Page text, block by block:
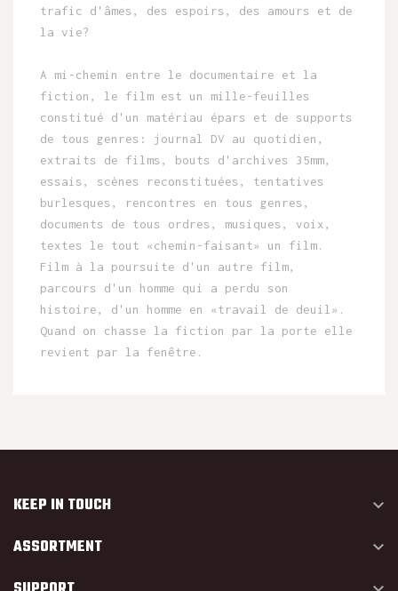
trafic d'âmes, des espoirs, des amours et de
la vie?
A mi-chemin entre le documentaire et la
fiction, le film est un mille-feuilles
constitué d'un matériau épars et de supports
de tous genres: journal DV au quotidien,
extraits de films, bouts d'archives 35mm,
essais, scènes reconstituées, tentatives
burlesques, rencontres en tous genres,
documents de tous ordres, musiques, voix,
textes le tout «chemin-faisant» un film.
Film à la poursuite d'un autre film,
parcours d'un homme qui a perdu son
histoire, d'un homme en «travail de deuil».
Quand on chasse la fiction par la porte elle
revient par la fenêtre.
KEEP IN TOUCH 
ASSORTMENT 